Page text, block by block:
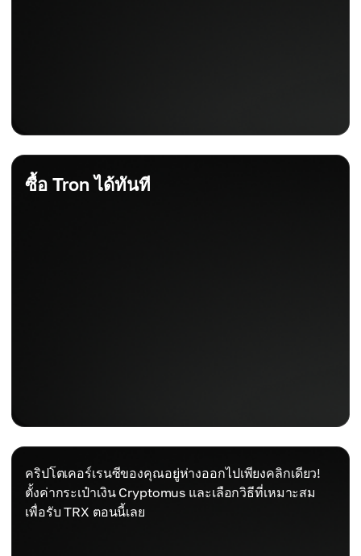
ซื้อ Tron ได้ทันที
คริปโตเคอร์เรนซีของคุณอยู่ห่างออกไปเพียงคลิกเดียว!
ตั้งค่ากระเป๋าเงิน Cryptomus และเลือกวิธีที่เหมาะสม
เพื่อรับ TRX ตอนนี้เลย